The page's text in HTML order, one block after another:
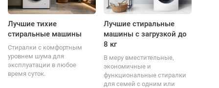
Лучшие тихие
стиральные машины
Стиралки с комфортным
уровнем шума для
эксплуатации в любое
время суток.
Лучшие стиральные
машины с загрузкой до
8 кг
В меру вместительные,
экономичные и
функциональные стиралки
для семей с одним или